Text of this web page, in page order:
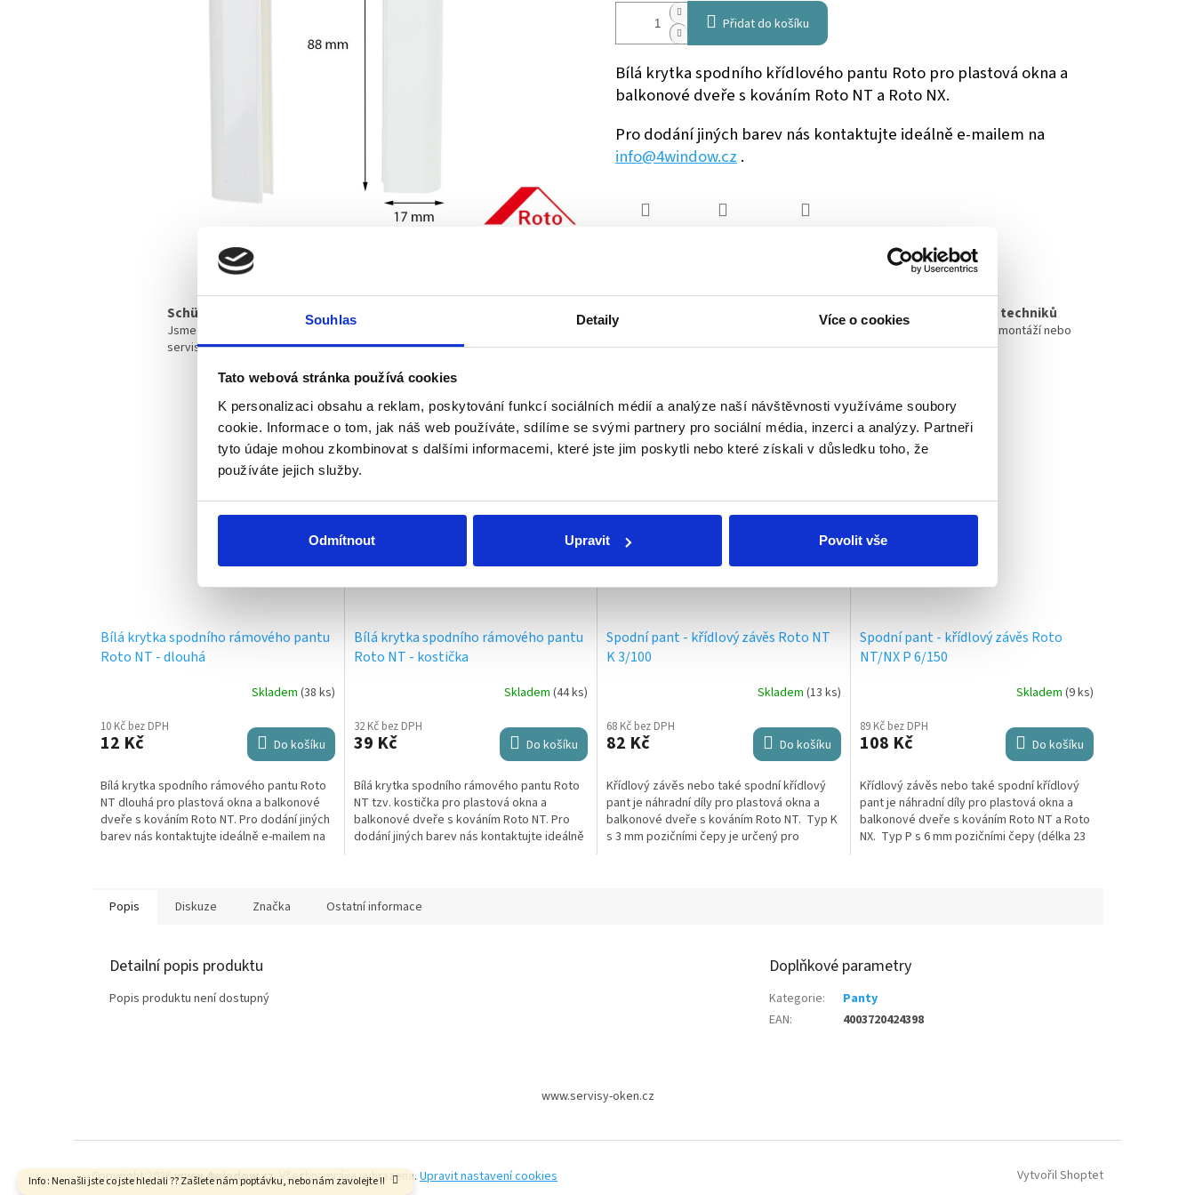
Souhlas Detaily Více o cookies
Tato webová stránka používá cookies
K personalizaci obsahu a reklam, poskytování funkcí sociálních médií a analýze naší návštěvnosti využíváme soubory
cookie. Informace o tom, jak náš web používáte, sdílíme se svými partnery pro sociální média, inzerci a analýzy. Partneři
tyto údaje mohou zkombinovat s dalšími informacemi, které jste jim poskytli nebo které získali v důsledku toho, že
používáte jejich služby.
Odmítnout Upravit Povolit vše
Info : Nenašli jste co jste hledali ?? Zašlete nám poptávku, nebo nám zavolejte !!
Přidat do košíku
Bílá krytka spodního křídlového pantu Roto pro plastová okna a
balkonové dveře s kováním Roto NT a Roto NX.
Pro dodání jiných barev nás kontaktujte ideálně e-mailem na
info@4window.cz.
Schüco partner
Jsme oficiální prodejce a
servis
pomůžeme
důležitý
Vlastní tým techniků
Pomůžeme s montáží nebo
opravou
Související produkty
Bílá krytka spodního rámového pantu
Roto NT - dlouhá
Skladem (38 ks)
10 Kč bez DPH
12 Kč Do košíku
Bílá krytka spodního rámového pantu Roto
NT dlouhá pro plastová okna a balkonové
dveře s kováním Roto NT. Pro dodání jiných
barev nás kontaktujte ideálně e-mailem na
Bílá krytka spodního rámového pantu
Roto NT - kostička
Skladem (44 ks)
32 Kč bez DPH
39 Kč Do košíku
Bílá krytka spodního rámového pantu Roto
NT tzv. kostička pro plastová okna a
balkonové dveře s kováním Roto NT. Pro
dodání jiných barev nás kontaktujte ideálně
Spodní pant - křídlový závěs Roto NT
K 3/100
Skladem (13 ks)
68 Kč bez DPH
82 Kč Do košíku
Křídlový závěs nebo také spodní křídlový
pant je náhradní díly pro plastová okna a
balkonové dveře s kováním Roto NT. Typ K
s 3 mm pozičními čepy je určený pro
Spodní pant - křídlový závěs Roto
NT/NX P 6/150
Skladem (9 ks)
89 Kč bez DPH
108 Kč Do košíku
Křídlový závěs nebo také spodní křídlový
pant je náhradní díly pro plastová okna a
balkonové dveře s kováním Roto NT a Roto
NX. Typ P s 6 mm pozičními čepy (délka 23
Popis Diskuze Značka Ostatní informace
Detailní popis produktu
Popis produktu není dostupný
Doplňkové parametry
Kategorie:
Panty
EAN: 4003720424398
www.servisy-oken.cz
Vytvořil Shoptet
Copyright 2026www.4window.cz. Všechna práva vyhrazena. Upravit nastavení cookies